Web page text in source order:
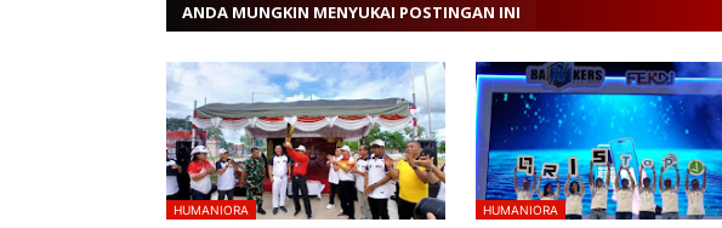
ANDA MUNGKIN MENYUKAI POSTINGAN INI
HUMANIORA HUMANIORA